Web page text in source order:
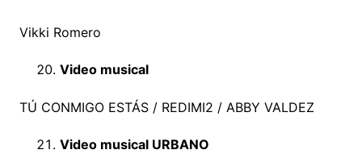
Vikki Romero
Video musical
TÚ CONMIGO ESTÁS / REDIMI2 / ABBY VALDEZ
Video musical URBANO